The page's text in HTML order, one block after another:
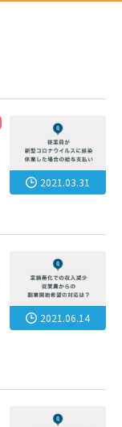
2021.03.31
2021.06.14